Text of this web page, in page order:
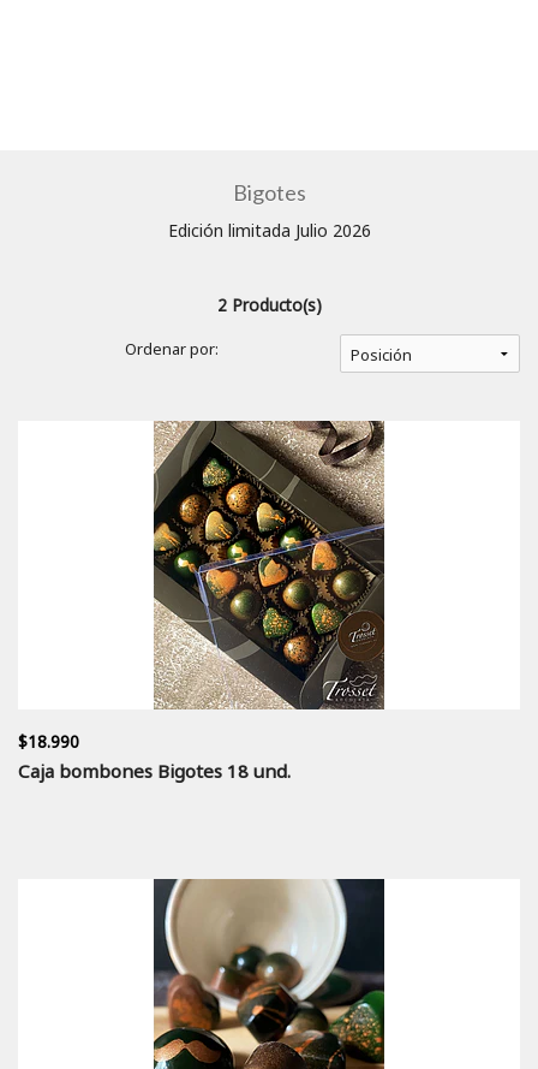
Bigotes
Edición limitada Julio 2026
2 Producto(s)
Ordenar por:
$18.990
Caja bombones Bigotes 18 und.